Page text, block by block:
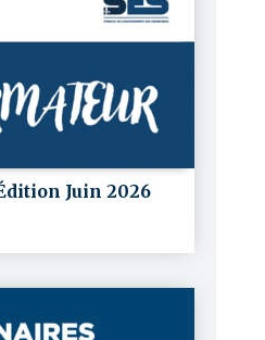
Juin 2026